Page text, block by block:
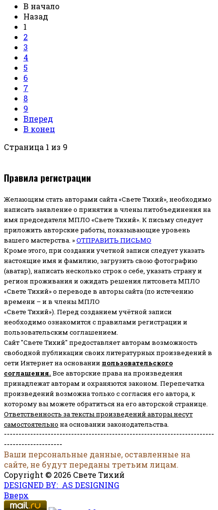
В начало
Назад
1
2
3
4
5
6
7
8
9
Вперед
В конец
Страница 1 из 9
Правила регистрации
Желающим стать авторами сайта «Свете Тихий», необходимо
написать заявление о принятии в члены литобъединения на
имя председателя МПЛО «Свете Тихий». К письму следует
приложить авторские работы, показывающие уровень
вашего мастерства. »ОТПРАВИТЬ ПИСЬМО
Кроме этого, при создании учетной записи следует указать
настоящие имя и фамилию, загрузить свою фотографию
(аватар), написать несколько строк о себе, указать страну и
регион проживания и ожидать решения литсовета МПЛО
«Свете Тихий» о переводе в авторы сайта (по истечению
времени – и в члены МПЛО
«Свете Тихий»). Перед созданием учётной записи
необходимо ознакомится с правилами регистрации и
пользовательским соглашением.
Сайт "Свете Тихий" предоставляет авторам возможность
свободной публикации своих литературных произведений в
сети Интернет на основании пользовательского
соглашения. Все авторские права на произведения
принадлежат авторам и охраняются законом. Перепечатка
произведений возможна только с согласия его автора, к
которому вы можете обратиться на его авторской странице.
Ответственность за тексты произведений авторы несут
самостоятельно на основании законодательства.
------------------------------------------------------------------------
--------------------
Ваши персональные данные, оставленные на
сайте, не будут переданы третьим лицам.
Copyright © 2026 Свете Тихий
DESIGNED BY: AS DESIGNING
Вверх